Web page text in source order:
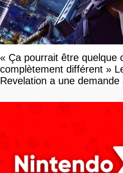
« Ça pourrait être quelque
complètement différent »
Revelation a une